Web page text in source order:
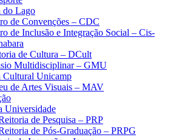
do Lago
de Convenções – CDC
de Inclusão e Integração Social – Cis-
de Cultura – DCult
Multidisciplinar – GMU
Cultural Unicamp
de Artes Visuais – MAV
Universidade
de Pesquisa – PRP
de Pós-Graduação – PRPG